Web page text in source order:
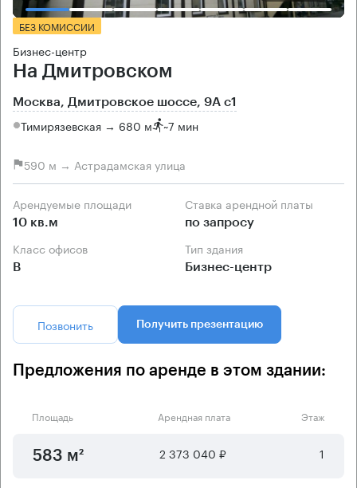
БЕЗ КОМИССИИ
Бизнес-центр
На Дмитровском
Москва, Дмитровское шоссе, 9А с1
Тимирязевская → 680 м ~7 мин
590 м → Астрадамская улица
Арендуемые площади
10 кв.м
Ставка арендной платы
по запросу
Класс офисов
B
Тип здания
Бизнес-центр
Позвонить Получить презентацию
Предложения по аренде в этом здании:
Площадь Арендная плата Этаж
583 м² 2 373 040 ₽ 1